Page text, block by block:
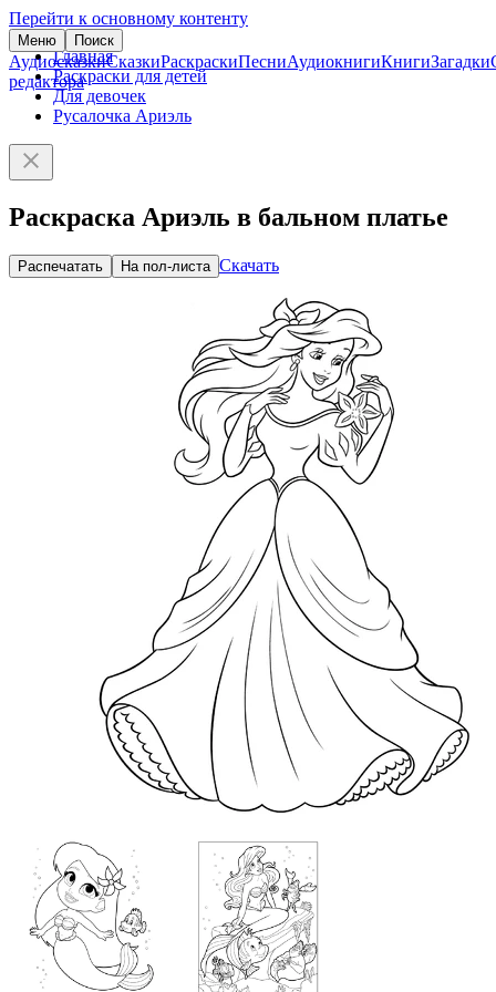
Перейти к основному контенту
Меню Поиск
АудиосказкиСказкиРаскраскиПесниАудиокнигиКнигиЗагадки
редактора
Главная
Раскраски для детей
Для девочек
Русалочка Ариэль
Раскраска Ариэль в бальном платье
Распечатать На пол-листа Скачать